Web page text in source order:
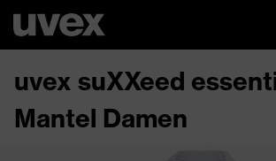
uvex suXXeed
Mantel Damen